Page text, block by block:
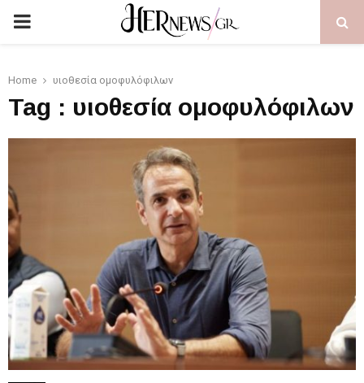
PRIMARY
Home υιοθεσία ομοφυλόφιλων
Tag : υιοθεσία ομοφυλόφιλων